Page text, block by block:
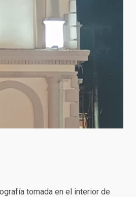
tomada en el interior de